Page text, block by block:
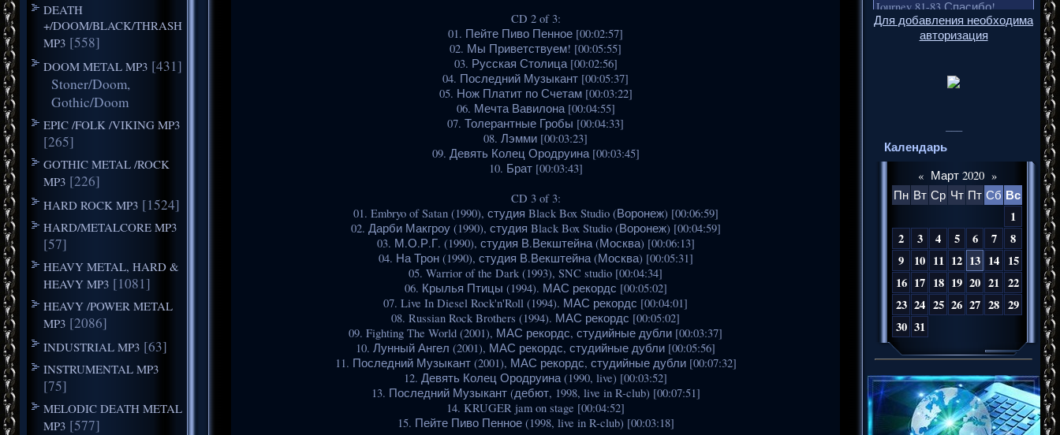
DEATH
+/DOOM/BLACK/THRASH
MP3 [558]
DOOM METAL MP3 [431]
Stoner/Doom,
Gothic/Doom
EPIC /FOLK /VIKING MP3
[265]
GOTHIC METAL /ROCK
MP3 [226]
HARD ROCK MP3 [1524]
HARD/METALCORE MP3
[57]
HEAVY METAL, HARD &
HEAVY MP3 [1081]
HEAVY /POWER METAL
MP3 [2086]
INDUSTRIAL MP3 [63]
INSTRUMENTAL MP3
[75]
MELODIC DEATH METAL
MP3 [577]
CD 2 of 3:
01. Пейте Пиво Пенное [00:02:57]
02. Мы Приветствуем! [00:05:55]
03. Русская Столица [00:02:56]
04. Последний Музыкант [00:05:37]
05. Нож Платит по Счетам [00:03:22]
06. Мечта Вавилона [00:04:55]
07. Толерантные Гробы [00:04:33]
08. Лэмми [00:03:23]
09. Девять Колец Ородруина [00:03:45]
10. Брат [00:03:43]
CD 3 of 3:
01. Embryo of Satan (1990), студия Black Box Studio (Воронеж) [00:06:59]
02. Дарби Макгроу (1990), студия Black Box Studio (Воронеж) [00:04:59]
03. М.О.Р.Г. (1990), студия В.Векштейна (Москва) [00:06:13]
04. На Трон (1990), студия В.Векштейна (Москва) [00:05:31]
05. Warrior of the Dark (1993), SNC studio [00:04:34]
06. Крылья Птицы (1994). МАС рекордс [00:05:02]
07. Live In Diesel Rock'n'Roll (1994). МАС рекордс [00:04:01]
08. Russian Rock Brothers (1994). МАС рекордс [00:05:02]
09. Fighting The World (2001), МАС рекордс, студийные дубли [00:03:37]
10. Лунный Ангел (2001), МАС рекордс, студийные дубли [00:05:56]
11. Последний Музыкант (2001), МАС рекордс, студийные дубли [00:07:32]
12. Девять Колец Ородруина (1990, live) [00:03:52]
13. Последний Музыкант (дебют, 1998, live in R-club) [00:07:51]
14. KRUGER jam on stage [00:04:52]
15. Пейте Пиво Пенное (1998, live in R-club) [00:03:18]
Для добавления необходима
авторизация
Календарь
« Март 2020 »
Пн Вт Ср Чт Пт Сб Вс
1
2
3 4 5 6 7
8
9
10 11 12 13 14 15
16 17 18 19 20 21 22
23 24 25 26 27 28 29
30 31